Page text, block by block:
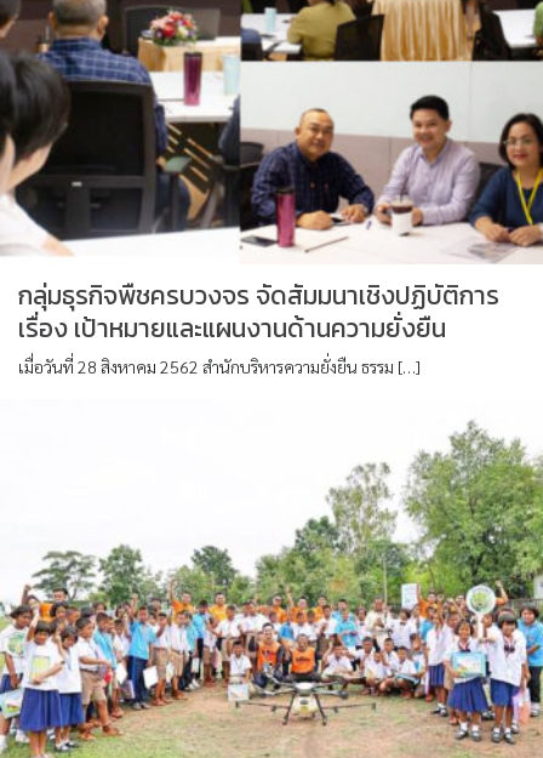
กลุ่มธุรกิจพืชครบวงจร จัดสัมมนาเชิงปฏิบัติการ
เรื่อง เป้าหมายและแผนงานด้านความยั่งยืน
เมื่อวันที่ 28 สิงหาคม 2562 สำนักบริหารความยั่งยืน ธรรม […]